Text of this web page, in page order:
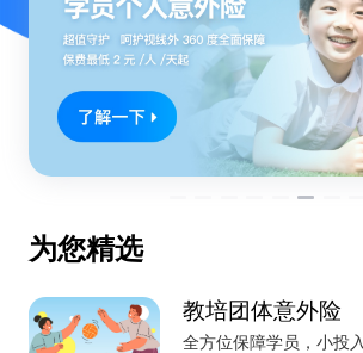
为您精选
教培团体意外险
全方位保障学员，小投